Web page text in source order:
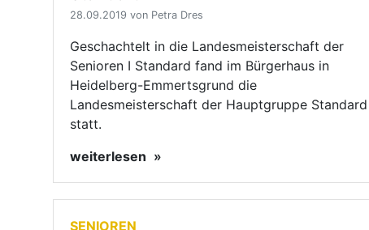
Landesmeisterschaft Senioren I
28.09.2019 von Petra Dres
Das Bürgerhaus in Heidelberg-Emmertsgrund war
die Austragungsstätte der Landesmeisterschaft
Senioren I Standard.
weiterlesen
HAUPTGRUPPE